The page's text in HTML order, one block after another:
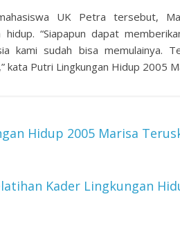
UK Petra tersebut,
hidup. “Siapapun dapat
kami sudah bisa memulainya.
kata Putri Lingkungan Hidup 2005
Hidup 2005 Marisa
Kader Lingkungan